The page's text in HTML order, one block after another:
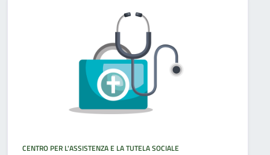
CENTRO PER L'ASSISTENZA E LA TUTELA SOCIALE